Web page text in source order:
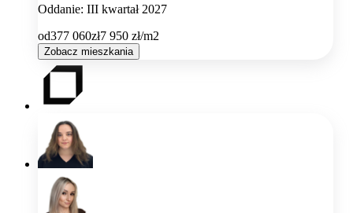
Oddanie: III kwartał 2027
od377 060zł7 950 zł/m2
Zobacz mieszkania